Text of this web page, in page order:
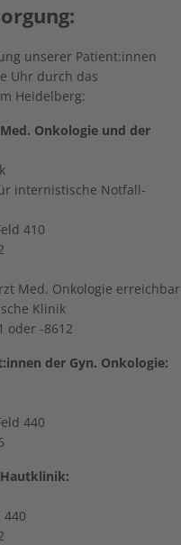
unserer Patient:innen
Uhr durch das
Heidelberg:
Onkologie und der
internistische Notfall-
410
Med. Onkologie erreichbar
Klinik
oder -8612
der Gyn. Onkologie:
440